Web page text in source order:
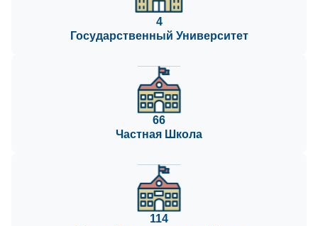
4
Государственный Университет
66
Частная Школа
114